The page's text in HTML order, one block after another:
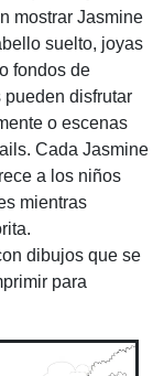
mostrar Jasmine
suelto, joyas
fondos de
disfrutar
o escenas
Cada Jasmine
a los niños
mientras
dibujos que se
para